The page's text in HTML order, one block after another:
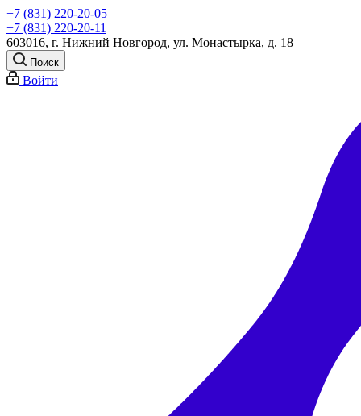
+7 (831) 220-20-05
+7 (831) 220-20-11
603016, г. Нижний Новгород, ул. Монастырка, д. 18
Поиск
Войти